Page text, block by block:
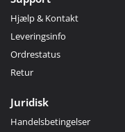
Hjælp & Kontakt
Leveringsinfo
Ordrestatus
Retur
Juridisk
Handelsbetingelser